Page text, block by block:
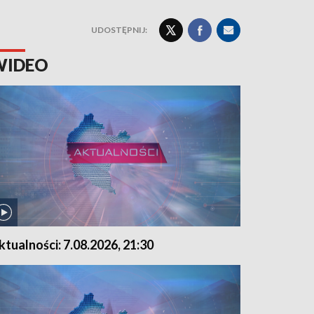
UDOSTĘPNIJ:
7.08.2026, 21:30